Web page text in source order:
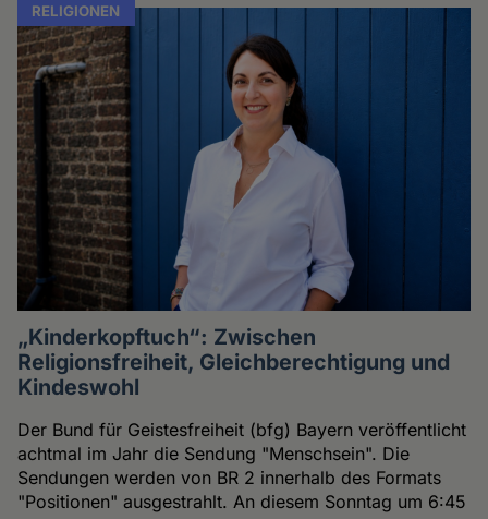
RELIGIONEN
„Kinderkopftuch“: Zwischen
Religionsfreiheit, Gleichberechtigung und
Kindeswohl
Der Bund für Geistesfreiheit (bfg) Bayern veröffentlicht
achtmal im Jahr die Sendung "Menschsein". Die
Sendungen werden von BR 2 innerhalb des Formats
"Positionen" ausgestrahlt. An diesem Sonntag um 6:45